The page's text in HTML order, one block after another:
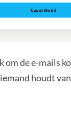
om de e-mails
houdt